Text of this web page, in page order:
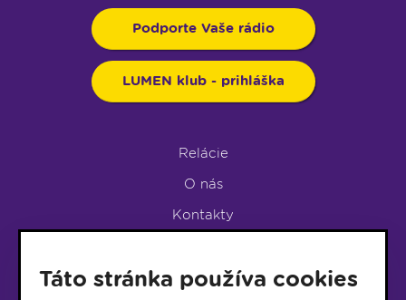
Podporte Vaše rádio
LUMEN klub - prihláška
Relácie
O nás
Kontakty
LUMEN KLUB
Táto stránka používa cookies